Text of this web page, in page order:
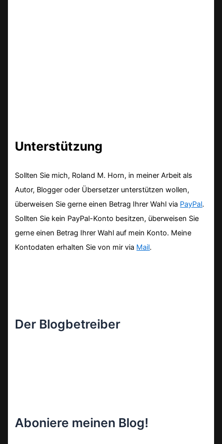
Unterstützung
Sollten Sie mich, Roland M. Horn, in meiner Arbeit als
Autor, Blogger oder Übersetzer unterstützen wollen,
überweisen Sie gerne einen Betrag Ihrer Wahl via PayPal.
Sollten Sie kein PayPal-Konto besitzen, überweisen Sie
gerne einen Betrag Ihrer Wahl auf mein Konto. Meine
Kontodaten erhalten Sie von mir via Mail.
Der Blogbetreiber
Aboniere meinen Blog!